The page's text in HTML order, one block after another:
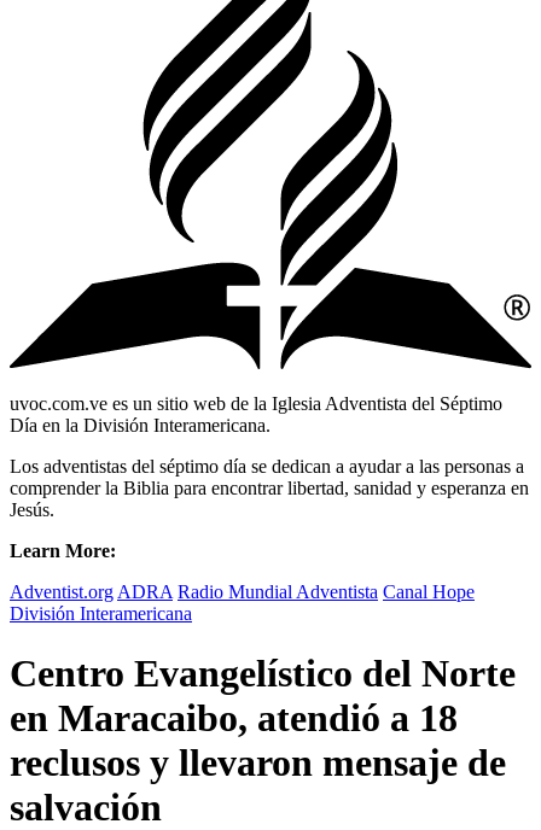
uvoc.com.ve es un sitio web de la Iglesia Adventista del Séptimo
Día en la División Interamericana.
Los adventistas del séptimo día se dedican a ayudar a las personas a
comprender la Biblia para encontrar libertad, sanidad y esperanza en
Jesús.
Learn More:
Adventist.org ADRA Radio Mundial Adventista Canal Hope
División Interamericana
Centro Evangelístico del Norte
en Maracaibo, atendió a 18
reclusos y llevaron mensaje de
salvación